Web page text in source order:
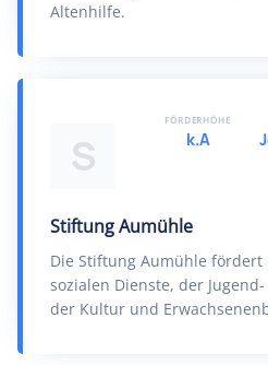
Altenhilfe.
S
Stiftung Aumühle
Die Stiftung Aumühle fördert
sozialen Dienste, der
der Kultur und
FÖRDERHÖHE
k.A